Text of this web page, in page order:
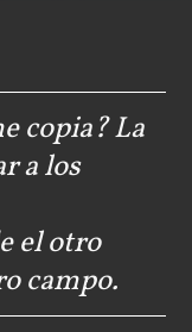
copia? La
a los
el otro
campo.